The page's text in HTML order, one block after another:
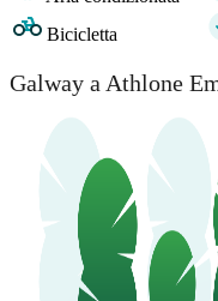
Bicicletta
Galway a Athlone